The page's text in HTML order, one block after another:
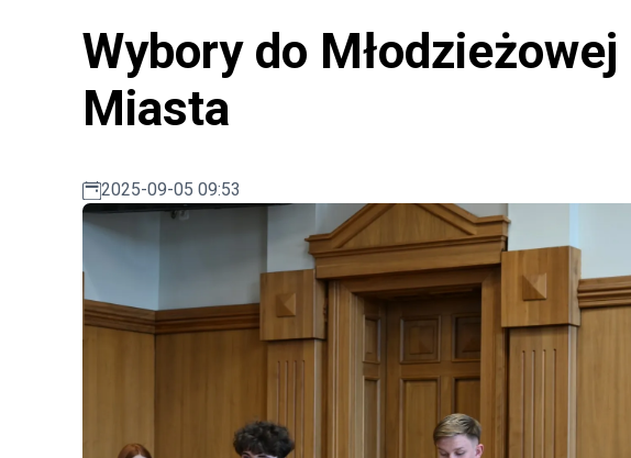
Wybory do Młodzieżowej
Miasta
2025-09-05 09:53